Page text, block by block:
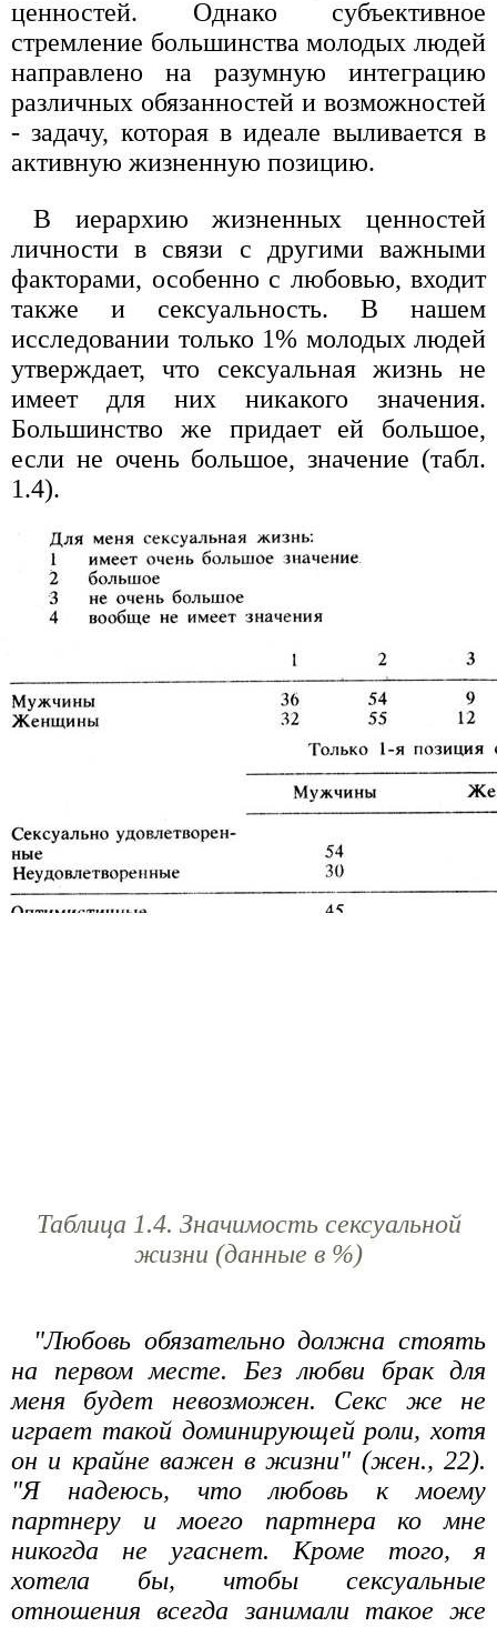
ценностей. Однако субъективное
стремление большинства молодых людей
направлено на разумную интеграцию
различных обязанностей и возможностей
- задачу, которая в идеале выливается в
активную жизненную позицию.
В иерархию жизненных ценностей
личности в связи с другими важными
факторами, особенно с любовью, входит
также и сексуальность. В нашем
исследовании только 1% молодых людей
утверждает, что сексуальная жизнь не
имеет для них никакого значения.
Большинство же придает ей большое,
если не очень большое, значение (табл.
1.4).
Таблица 1.4. Значимость сексуальной
жизни (данные в %)
"Любовь обязательно должна стоять
на первом месте. Без любви брак для
меня будет невозможен. Секс же не
играет такой доминирующей роли, хотя
он и крайне важен в жизни" (жен., 22).
"Я надеюсь, что любовь к моему
партнеру и моего партнера ко мне
никогда не угаснет. Кроме того, я
хотела бы, чтобы сексуальные
отношения всегда занимали такое же